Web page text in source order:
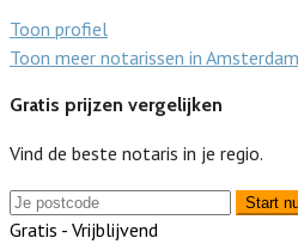
Toon profiel
Toon meer notarissen in Amsterdam
Gratis prijzen vergelijken
Vind de beste notaris in je regio.
Start
Gratis - Vrijblijvend